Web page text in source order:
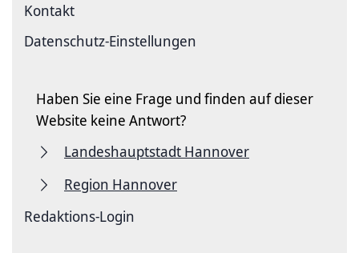
Kontakt
Datenschutz-Einstellungen
Haben Sie eine Frage und finden auf dieser
Website keine Antwort?
Landeshauptstadt Hannover
Region Hannover
Redaktions-Login